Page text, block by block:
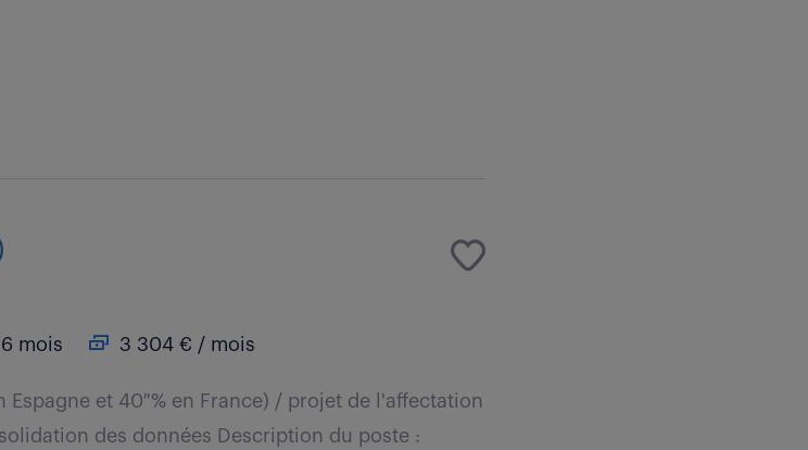
6 mois 3 304 € / mois
Espagne et 40 % en France) / projet de l'affectation
des données Description du poste :